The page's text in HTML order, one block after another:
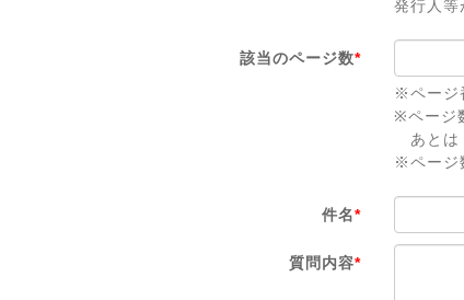
発行人等
該当のページ数*
※ページ
※ページ
あとは
※ページ
件名*
質問内容*